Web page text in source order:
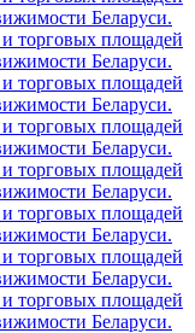
Беларуси.
торговых площадей
Беларуси.
торговых площадей
Беларуси.
торговых площадей
Беларуси.
торговых площадей
Беларуси.
торговых площадей
Беларуси.
торговых площадей
Беларуси.
торговых площадей
Беларуси.